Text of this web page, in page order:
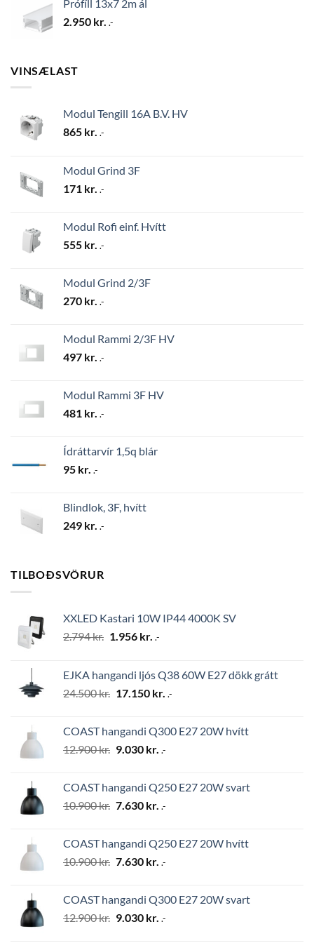
Prófíll 13x7 2m ál
2.950 kr. .-
VINSÆLAST
Modul Tengill 16A B.V. HV
865 kr. .-
Modul Grind 3F
171 kr. .-
Modul Rofi einf. Hvítt
555 kr. .-
Modul Grind 2/3F
270 kr. .-
Modul Rammi 2/3F HV
497 kr. .-
Modul Rammi 3F HV
481 kr. .-
Ídráttarvír 1,5q blár
95 kr. .-
Blindlok, 3F, hvítt
249 kr. .-
TILBOÐSVÖRUR
XXLED Kastari 10W IP44 4000K SV
2.794kr. Original
2.794 kr..
1.956 kr. Current
1.956 kr..
.-
EJKA hangandi ljós Q38 60W E27 dökk grátt
24.500kr. Original
24.500 kr..
17.150 kr. Current
17.150 kr..
.-
COAST hangandi Q300 E27 20W hvítt
12.900kr. Original
12.900 kr..
9.030 kr. Current
9.030 kr..
.-
COAST hangandi Q250 E27 20W svart
10.900kr. Original
10.900 kr..
7.630 kr. Current
7.630 kr..
.-
COAST hangandi Q250 E27 20W hvítt
10.900kr. Original
10.900 kr..
7.630 kr. Current
7.630 kr..
.-
COAST hangandi Q300 E27 20W svart
12.900kr. Original
9.030 kr. Current
.-